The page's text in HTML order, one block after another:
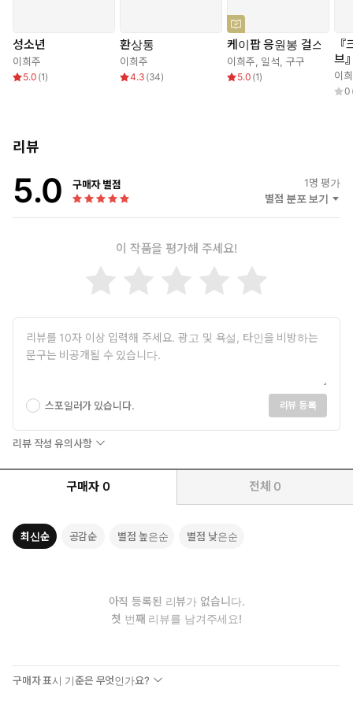
멀리서만 바라보아야 했던 아이돌 스타 ‘요셉’
그를 손에 쥐고 향유하려는 여자들의 질주가 시작된다
는 감정을 나누던 그들 앞에 한 여자가 나타난다. 요셉을 알기에는
일을 직면할 때가 되었다고 말한다. 그녀의 말을 신호로 소설은 90
년대 말, 세간을 들썩이게 한 범죄사건의 현장 속으로 흘러들어가는
데……
“여자들은 위험하다. 그는 그런 답을 내렸다.
그 판단에서 도출할 수 있는 행동은 한시라도 빨리 이곳을 탈출하는
장맛비로 고립된 산장에서 기억을 잃은 채 눈을 뜬 소년. 그는 모종
의 사고로 몸을 움직이지 못한 채 모르는 여자들에게 간병을 받으며
지낸다. 자신을 구해준 여자들에게 고마워하지만 때로는 여자들의
손길에서 노골적인 욕망을 느끼고 진저리를 치기도 한다. 그가 진심
으로 호감을 나눌 수 있는 상대는 아름다운 외모의 ‘미희’뿐이다. 어
느 날 여자들에게서 위험을 감지한 소년은 산장을 탈출하려 한다. 산
장 안의 여자들에게, 독자에게 오로지 객체로서만 기능하던 소년이
다.
“남은 건 왕자의 키스뿐이었다.
잡는다. 미희는 이를 갈며 생각했다. 요셉을 잡는다.”
된 후 모든 시간을 요셉에게 쏟아붓는다. 다른 팬들에게 견제당하
면서도 요셉의 사생활까지 지켜보던 미희는 우연히 ‘안나’와 붙어
성소년
이희주
5.0 (1)
환상통
이희주
4.3 (34)
케이팝 응원봉 걸스
이희주 일석 구구
5.0 (1)
브
멘
이
0
리뷰
5.0 구매자 별점 1명 평가
별점 분포 보기
이 작품을 평가해 주세요!
스포일러가 있습니다. 리뷰 등록
리뷰 작성 유의사항
구매자 0 전체 0
최신순 공감순 별점 높은순 별점 낮은순
아직 등록된 리뷰가 없습니다.
첫 번째 리뷰를 남겨주세요!
구매자 표시 기준은 무엇인가요?